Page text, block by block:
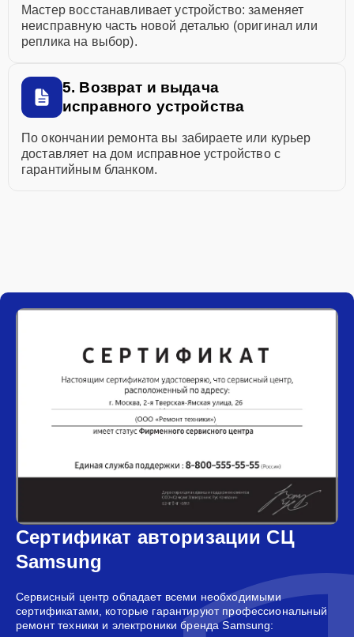
Мастер восстанавливает устройство: заменяет
неисправную часть новой деталью (оригинал или
реплика на выбор).
5. Возврат и выдача
исправного устройства
По окончании ремонта вы забираете или курьер
доставляет на дом исправное устройство с
гарантийным бланком.
Сертификат авторизации СЦ
Samsung
Сервисный центр обладает всеми необходимыми
сертификатами, которые гарантируют профессиональный
ремонт техники и электроники бренда Samsung: